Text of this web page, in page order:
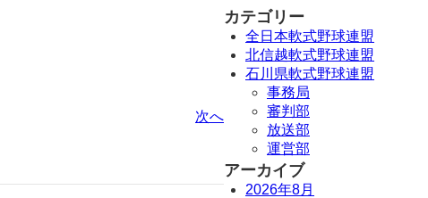
次へ
カテゴリー
全日本軟式野球連盟
北信越軟式野球連盟
石川県軟式野球連盟
事務局
審判部
放送部
運営部
アーカイブ
2026年8月